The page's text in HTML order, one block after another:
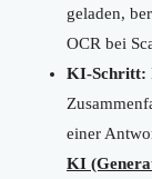
geladen,
OCR bei
KI-Schritt:
einer
KI